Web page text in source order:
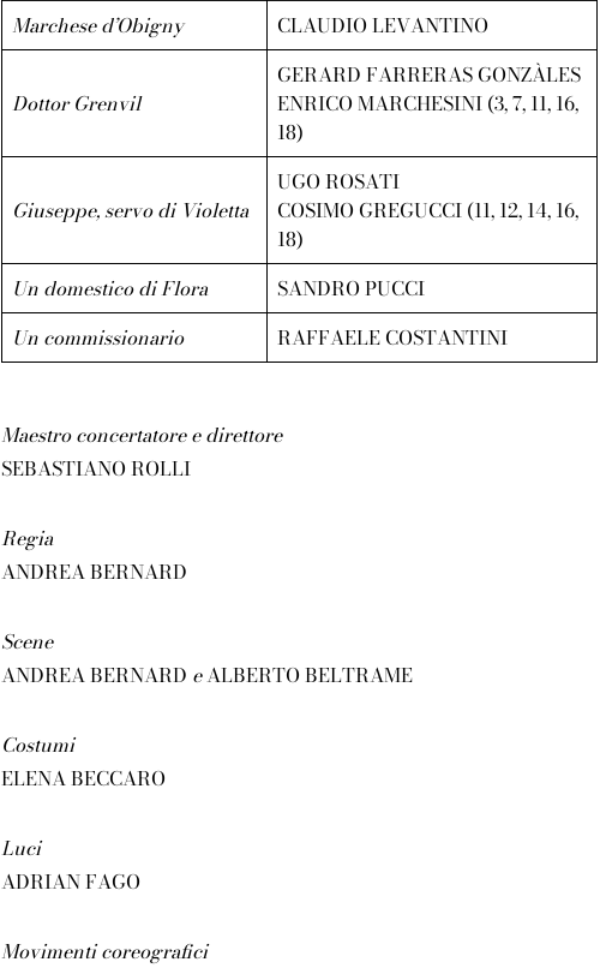
Marchese d’Obigny
CLAUDIO LEVANTINO
Dottor Grenvil
GERARD FARRERAS GONZÀLES
ENRICO MARCHESINI (3, 7, 11, 16,
18)
Giuseppe, servo di Violetta
UGO ROSATI
COSIMO GREGUCCI (11, 12, 14, 16,
18)
Un domestico di Flora
SANDRO PUCCI
Un commissionario
RAFFAELE COSTANTINI
Maestro concertatore e direttore
SEBASTIANO ROLLI
Regia
ANDREA BERNARD
Scene
ANDREA BERNARD eALBERTO BELTRAME
Costumi
ELENA BECCARO
Luci
ADRIAN FAGO
Movimenti coreografici